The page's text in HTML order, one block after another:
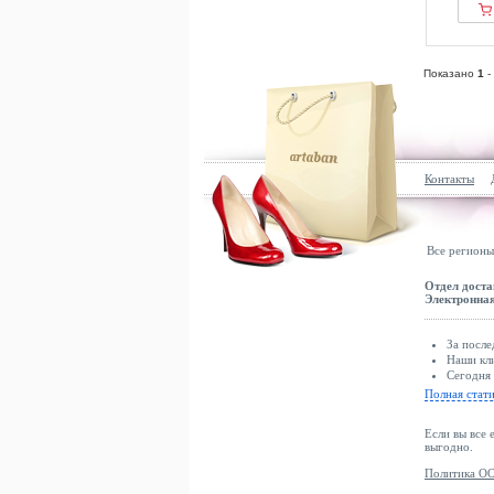
Показано 1 -
Контакты
Все регионы
Отдел
За
Наши
Полная
Если вы все
выгодно.
Политика